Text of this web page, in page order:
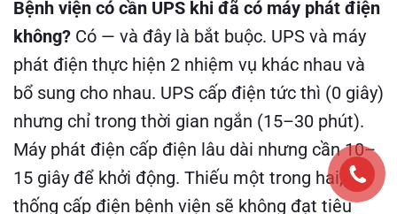
Bệnh viện có cần UPS khi đã có máy phát điện
không? Có — và đây là bắt buộc. UPS và máy
phát điện thực hiện 2 nhiệm vụ khác nhau và
bổ sung cho nhau. UPS cấp điện tức thì (0 giây)
nhưng chỉ trong thời gian ngắn (15–30 phút).
Máy phát điện cấp điện lâu dài nhưng cần 10–
15 giây để khởi động. Thiếu một trong hai, hệ
thống cấp điện bệnh viện sẽ không đạt tiêu